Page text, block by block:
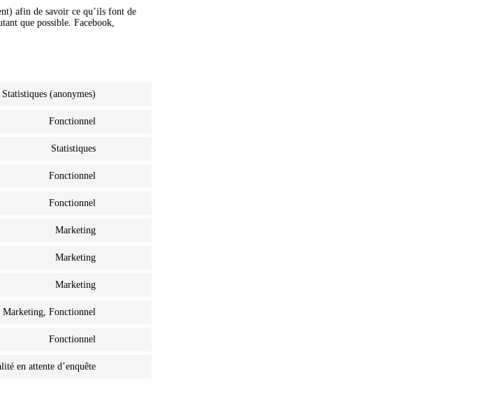
afin de savoir ce qu’ils font de
que possible. Facebook,
Statistiques (anonymes)
Fonctionnel
Statistiques
Fonctionnel
Fonctionnel
Marketing
Marketing
Marketing
Marketing, Fonctionnel
Fonctionnel
en attente d’enquête